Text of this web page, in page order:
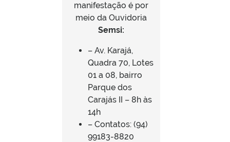
manifestação é por
meio da Ouvidoria
Semsi:
– Av. Karajá,
Quadra 70, Lotes
01 a 08, bairro
Parque dos
Carajás II – 8h às
14h
– Contatos: (94)
99183-8820